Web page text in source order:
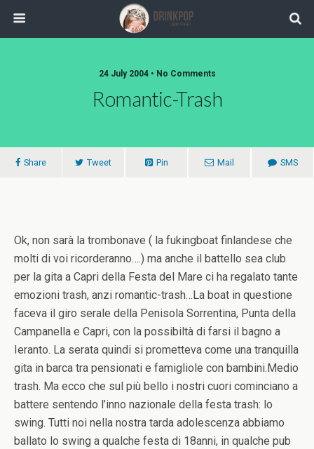
24 July 2004 • No Comments
Romantic-Trash
Share Tweet Pin Mail SMS
Ok, non sarà la trombonave ( la fukingboat finlandese che
molti di voi ricorderanno….) ma anche il battello sea club
per la gita a Capri della Festa del Mare ci ha regalato tante
emozioni trash, anzi romantic-trash…La boat in questione
faceva il giro serale della Penisola Sorrentina, Punta della
Campanella e Capri, con la possibiltà di farsi il bagno a
Ieranto. La serata quindi si prometteva come una tranquilla
gita in barca tra pensionati e famigliole con bambini.Medio
trash. Ma ecco che sul più bello i nostri cuori cominciano a
battere sentendo l’inno nazionale della festa trash: lo
swing. Tutti noi nella nostra tarda adolescenza abbiamo
ballato lo swing a qualche festa di 18anni, in qualche pub